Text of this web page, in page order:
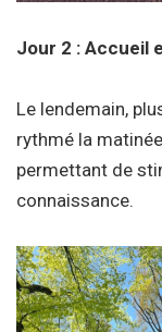
Jour 2 : Accueil
Le lendemain,
rythmé la
permettant de
connaissance.